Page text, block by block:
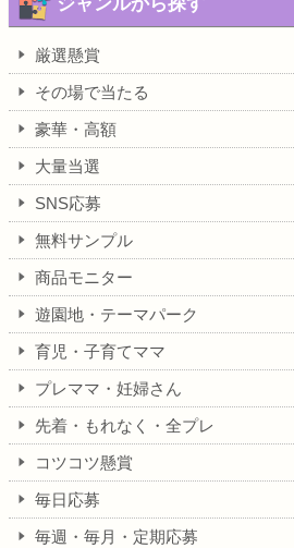
厳選懸賞
その場で当たる
豪華・高額
大量当選
SNS応募
無料サンプル
商品モニター
遊園地・テーマパーク
育児・子育てママ
プレママ・妊婦さん
先着・もれなく・全プレ
コツコツ懸賞
毎日応募
毎週・毎月・定期応募